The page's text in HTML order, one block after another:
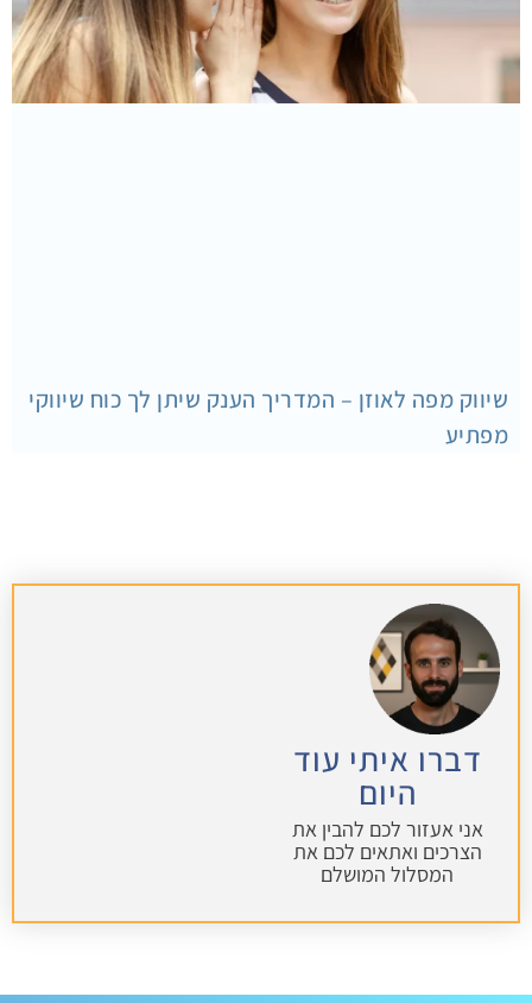
שיווק מפה לאוזן – המדריך הענק שיתן לך כוח שיווקי
מפתיע
דברו איתי עוד
היום
אני אעזור לכם להבין את
הצרכים ואתאים לכם את
המסלול המושלם